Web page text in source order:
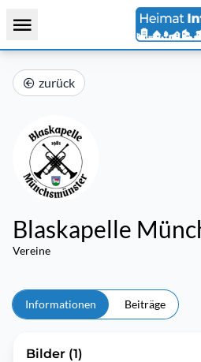
zurück
Blaskapelle
Vereine
Informationen Beiträge
Bilder (1)